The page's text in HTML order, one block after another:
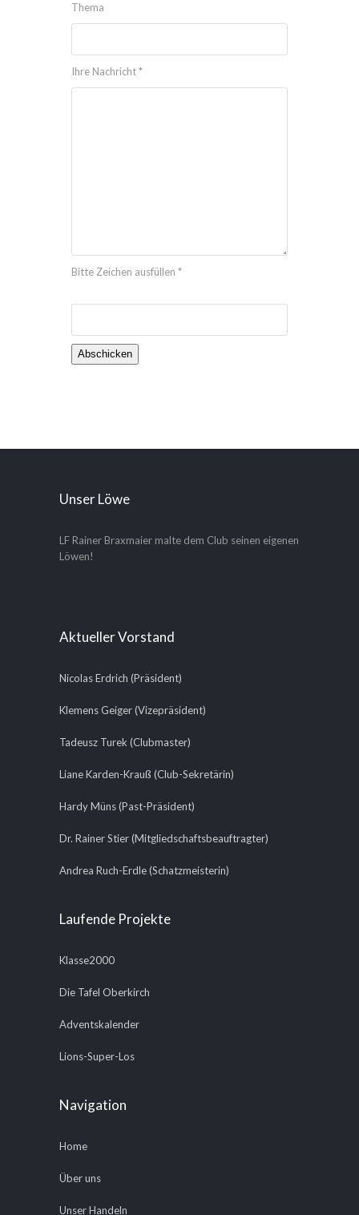
Thema
Ihre Nachricht *
Bitte Zeichen ausfüllen *
Unser Löwe
LF Rainer Braxmaier malte dem Club seinen eigenen
Löwen!
Aktueller Vorstand
Nicolas Erdrich (Präsident)
Klemens Geiger (Vizepräsident)
Tadeusz Turek (Clubmaster)
Liane Karden-Krauß (Club-Sekretärin)
Hardy Müns (Past-Präsident)
Dr. Rainer Stier (Mitgliedschaftsbeauftragter)
Andrea Ruch-Erdle (Schatzmeisterin)
Laufende Projekte
Klasse2000
Die Tafel Oberkirch
Adventskalender
Lions-Super-Los
Navigation
Home
Über uns
Unser Handeln